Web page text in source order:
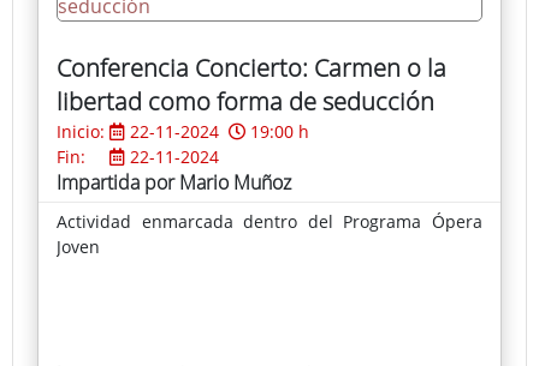
Conferencia Concierto: Carmen o la
libertad como forma de seducción
Inicio: 22-11-2024
19:00 h
Fin:
22-11-2024
Impartida por Mario Muñoz
Actividad enmarcada dentro del Programa Ópera
Joven